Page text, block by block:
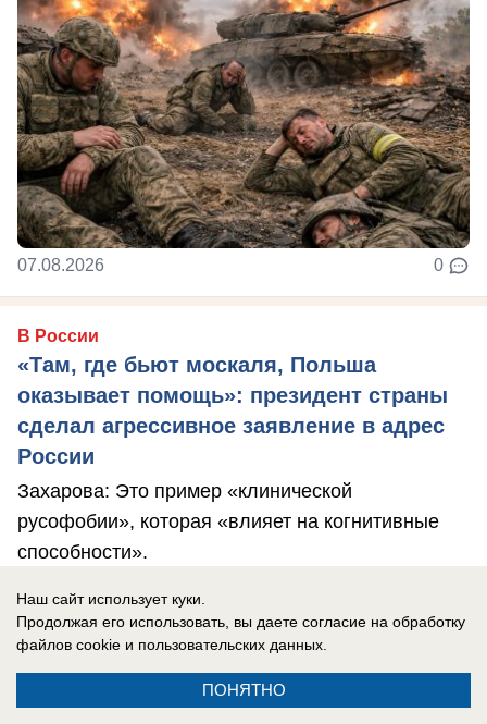
07.08.2026 0
В России
«Там, где бьют москаля, Польша
оказывает помощь»: президент страны
сделал агрессивное заявление в адрес
России
Захарова: Это пример «клинической
русофобии», которая «влияет на когнитивные
способности».
Наш сайт использует куки.
Продолжая его использовать, вы даете согласие на обработку
файлов cookie и пользовательских данных.
ПОНЯТНО